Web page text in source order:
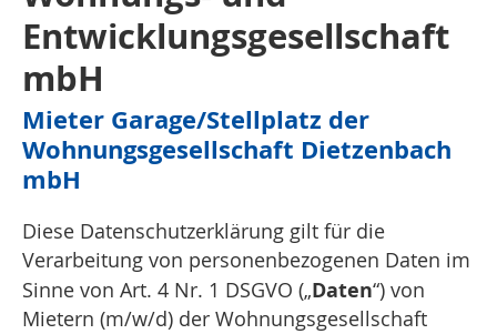
Entwicklungsgesellschaft
mbH
Mieter Garage/Stellplatz der
Wohnungsgesellschaft Dietzenbach
mbH
Diese Datenschutzerklärung gilt für die
Verarbeitung von personenbezogenen Daten im
Sinne von Art. 4 Nr. 1 DSGVO („Daten“) von
Mietern (m/w/d) der Wohnungsgesellschaft